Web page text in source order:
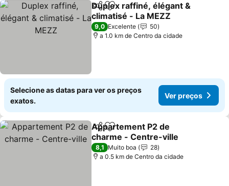
PartilharAdicionar aos favoritos
Duplex raffiné, élégant &
climatisé - La MEZZ
9,0 Excelente
50
a 1.0 km de Centro da cidade
Selecione as datas para ver os preços
exatos.
Ver preços
PartilharAdicionar aos favoritos
Appartement P2 de
charme - Centre-ville
8,1 Muito boa
28
a 0.5 km de Centro da cidade